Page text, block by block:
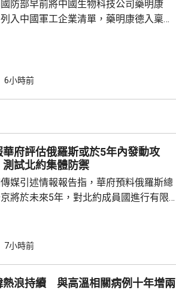
受到侵害，應保持冷靜，依法理性維...
防部早前將中國生物科技公司藥明康
入中國軍工企業清單，藥明康德入稟法
歡迎，認為此舉減輕公司被列入名單所
6小時前
華府評估俄羅斯或於5年內發動攻
試北約集體防禦
媒引述情報報告指，華府預料俄羅斯總
將於未來5年，對北約成員國進行有限
括網絡攻擊或小規模入侵等，最有可能
烏克蘭戰事的方式，便可能會升級對北
7小時前
熱浪持續 與高溫相關病例十年增兩